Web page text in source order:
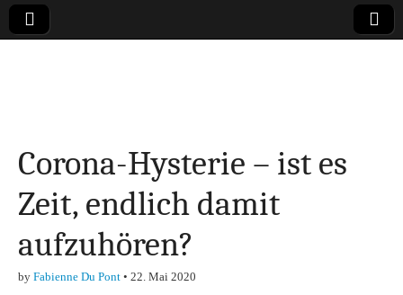
Finanzen,
Marketing-, Vertrieb-
& Investment-Tipps
Corona-Hysterie – ist es
Zeit, endlich damit
aufzuhören?
by Fabienne Du Pont • 22. Mai 2020